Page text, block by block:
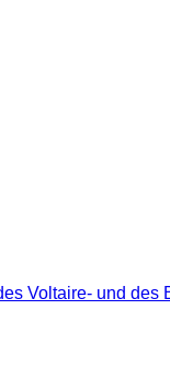
Voltaire- und des